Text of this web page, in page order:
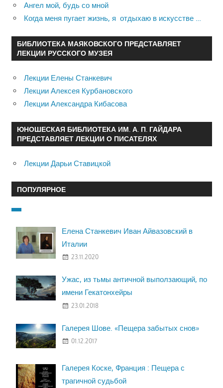
Ангел мой, будь со мной
Когда меня пугает жизнь, я отдыхаю в искусстве …
БИБЛИОТЕКА МАЯКОВСКОГО ПРЕДСТАВЛЯЕТ
ЛЕКЦИИ РУССКОГО МУЗЕЯ
Лекции Елены Станкевич
Лекции Алексея Курбановского
Лекции Александра Кибасова
ЮНОШЕСКАЯ БИБЛИОТЕКА ИМ. А. П. ГАЙДАРА
ПРЕДСТАВЛЯЕТ ЛЕКЦИИ О ПИСАТЕЛЯХ
Лекции Дарьи Ставицкой
ПОПУЛЯРНОЕ
Елена Станкевич Иван Айвазовский в
Италии
23.11.2020
Ужас, из тьмы античной выползающий, по
имени Гекатонхейры
23.01.2018
Галерея Шове. «Пещера забытых снов»
01.12.2017
Галерея Коске, Франция : Пещера с
трагичной судьбой